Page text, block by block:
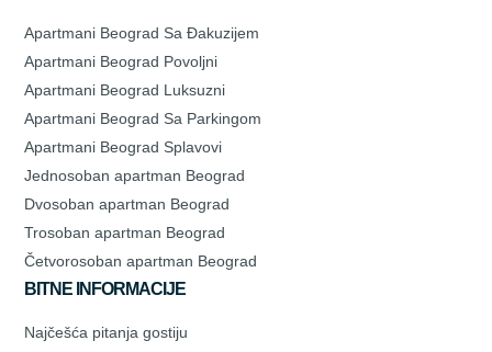
Apartmani Beograd Sa Đakuzijem
Apartmani Beograd Povoljni
Apartmani Beograd Luksuzni
Apartmani Beograd Sa Parkingom
Apartmani Beograd Splavovi
Jednosoban apartman Beograd
Dvosoban apartman Beograd
Trosoban apartman Beograd
Četvorosoban apartman Beograd
BITNE INFORMACIJE
Najčešća pitanja gostiju